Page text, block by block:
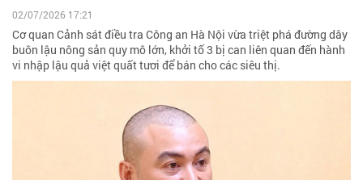
02/07/2026 17:21
Cơ quan Cảnh sát điều tra Công an Hà Nội vừa triệt phá đường dây
buôn lậu nông sản quy mô lớn, khởi tố 3 bị can liên quan đến hành
vi nhập lậu quả việt quất tươi để bán cho các siêu thị.